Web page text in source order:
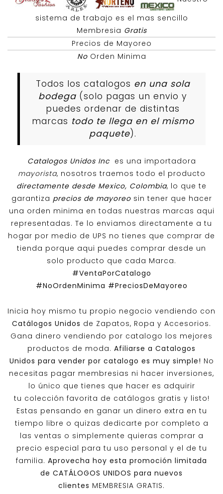
sistema de trabajo es el mas sencillo
Membresia Gratis
Precios de Mayoreo
NoOrden Minima
Todos los catalogos en una sola
bodega (solo pagas un envio y
puedes ordenar de distintas
marcas todo te llega en el mismo
paquete).
Catalogos Unidos Inc es una importadora
mayorista, nosotros traemos todo el producto
directamente desde Mexico, Colombia, lo que te
garantiza precios de mayoreosin tener que hacer
una orden minima en todas nuestras marcas aqui
representadas. Te lo enviamos directamente a tu
hogar por medio de UPS no tienes que comprar de
tienda porque aqui puedes comprar desde un
solo producto que cada Marca.
#VentaPorCatalogo
#NoOrdenMinima #PreciosDeMayoreo
Inicia hoy mismo tu propio negocio vendiendo con
Catálogos Unidos de Zapatos, Ropa y Accesorios.
Gana dinero vendiendo por catalogo los mejores
productos de moda. Afiliarse a Catalogos
Unidos para vender por catalogo es muy simple! No
necesitas pagar membresias ni hacer inversiones,
lo único que tienes que hacer es adquirir
tu colección favorita de catálogos gratis y listo!
Estas pensando en ganar un dinero extra en tu
tiempo libre o quizas dedicarte por completo a
las ventas o simplemente quieras comprar a
precio especial para tu uso personal y el de tu
familia. Aprovecha hoy esta promoción limitada
de CATÁLOGOS UNIDOS para nuevos
clientes MEMBRESIA GRATIS.